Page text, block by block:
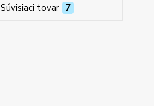
Súvisiaci tovar 7